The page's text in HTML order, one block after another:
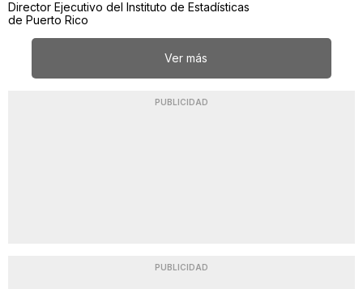
Director Ejecutivo del Instituto de Estadísticas
de Puerto Rico
Ver más
PUBLICIDAD
PUBLICIDAD